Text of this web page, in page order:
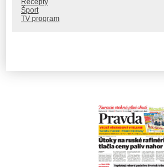
Recepty
Šport
TV program